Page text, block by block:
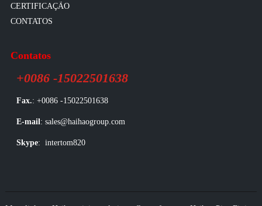
CERTIFICAÇÃO
CONTATOS
Contatos
+0086 -15022501638
Fax.: +0086 -15022501638
E-mail: sales@haihaogroup.com
Skype: intertom820